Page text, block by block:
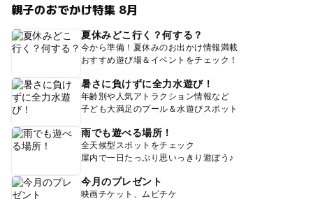
親子のおでかけ特集 8月
夏休みどこ行く？何する？
今から準備！夏休みのお出かけ情報満載
おすすめ遊び場＆イベントをチェック！
暑さに負けずに全力水遊び！
年齢別や人気アトラクション情報など
子ども大満足のプール＆水遊びスポット
雨でも遊べる場所！
全天候型スポットをチェック
屋内で一日たっぷり思いっきり遊ぼう♪
今月のプレゼント
映画チケット、ムビチケ